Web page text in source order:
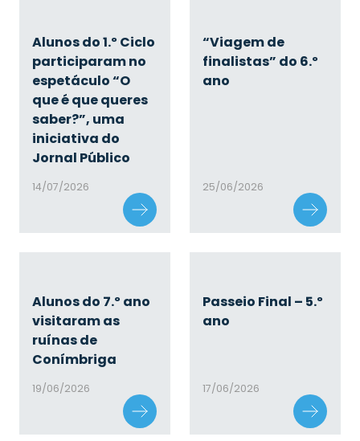
Alunos do 1.º Ciclo
participaram no
espetáculo “O
que é que queres
saber?”, uma
iniciativa do
Jornal Público
14/07/2026
“Viagem de
finalistas” do 6.º
ano
25/06/2026
Alunos do 7.º ano
visitaram as
ruínas de
Conímbriga
19/06/2026
Passeio Final – 5.º
ano
17/06/2026